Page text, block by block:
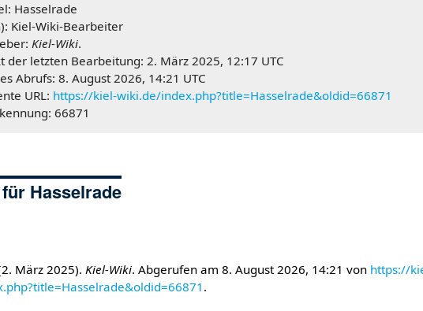
Hasselrade
Kiel-Wiki-Bearbeiter
Kiel-Wiki.
der letzten Bearbeitung: 2. März 2025, 12:17 UTC
Abrufs: 8. August 2026, 14:21 UTC
URL: https://kiel-wiki.de/index.php?title=Hasselrade&oldid=66871
66871
Hasselrade
März 2025). Kiel-Wiki. Abgerufen am 8. August 2026, 14:21 von https://
.